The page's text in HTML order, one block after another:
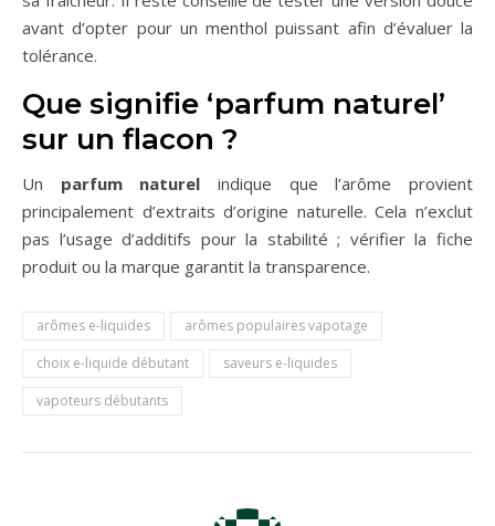
avant d’opter pour un menthol puissant afin d’évaluer la
tolérance.
Que signifie ‘parfum naturel’
sur un flacon ?
Un parfum naturel indique que l’arôme provient
principalement d’extraits d’origine naturelle. Cela n’exclut
pas l’usage d’additifs pour la stabilité ; vérifier la fiche
produit ou la marque garantit la transparence.
arômes e-liquides
arômes populaires vapotage
choix e-liquide débutant
saveurs e-liquides
vapoteurs débutants